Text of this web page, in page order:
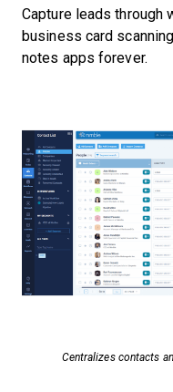
Capture leads through
business card
notes apps forever.
Centralizes contacts